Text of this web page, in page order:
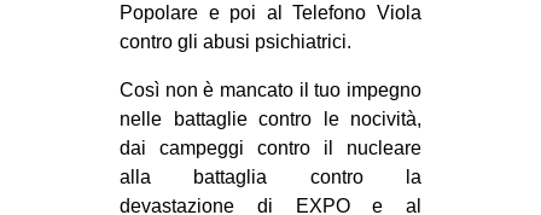
bsky
ms
SEARCH
Popolare e poi al Telefono Viola
contro gli abusi psichiatrici.
Così non è mancato il tuo impegno
nelle battaglie contro le nocività,
dai campeggi contro il nucleare
alla battaglia contro la
devastazione di EXPO e al